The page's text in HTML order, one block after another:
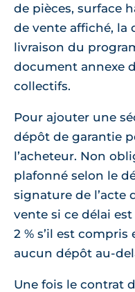
de pièces, surface
de vente affiché, la
livraison du
document annexe
collectifs.
Pour ajouter une
dépôt de garantie
l’acheteur. Non
plafonné selon le
signature de l’acte
vente si ce délai
2 % s’il est
aucun dépôt au-
Une fois le contrat